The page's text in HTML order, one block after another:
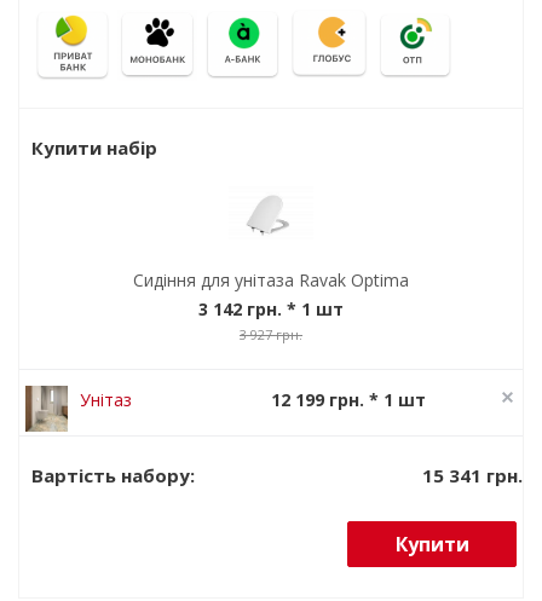
Купити набір
Сидіння для унітаза Ravak Optima
3 142 грн. * 1 шт
3 927 грн.
Унітаз
RimOff
12 199 грн. * 1 шт
Вартість набору: 15 341 грн.
Купити